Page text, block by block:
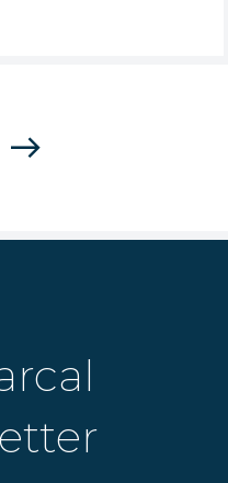
east